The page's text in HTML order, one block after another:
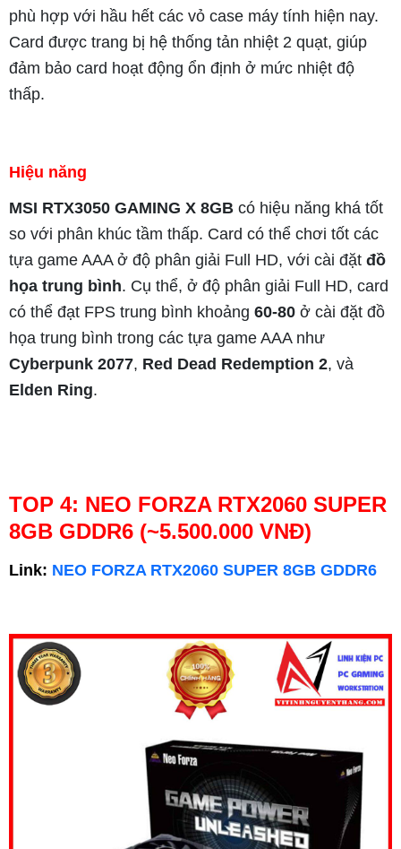
phù hợp với hầu hết các vỏ case máy tính hiện nay.
Card được trang bị hệ thống tản nhiệt 2 quạt, giúp
đảm bảo card hoạt động ổn định ở mức nhiệt độ
thấp.
Hiệu năng
MSI RTX3050 GAMING X 8GB có hiệu năng khá tốt
so với phân khúc tầm thấp. Card có thể chơi tốt các
tựa game AAA ở độ phân giải Full HD, với cài đặt đồ
họa trung bình. Cụ thể, ở độ phân giải Full HD, card
có thể đạt FPS trung bình khoảng 60-80 ở cài đặt đồ
họa trung bình trong các tựa game AAA như
Cyberpunk 2077, Red Dead Redemption 2, và
Elden Ring.
TOP 4: NEO FORZA RTX2060 SUPER
8GB GDDR6 (~5.500.000 VNĐ)
Link: NEO FORZA RTX2060 SUPER 8GB GDDR6